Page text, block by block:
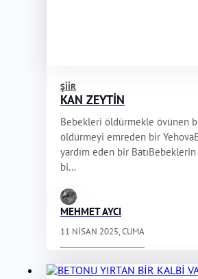
ŞIIR
KAN ZEYTİN
Bebekleri öldürmekle övünen
öldürmeyi emreden bir
yardım eden bir
bi...
MEHMET AYCI
11 NISAN 2025, CUMA